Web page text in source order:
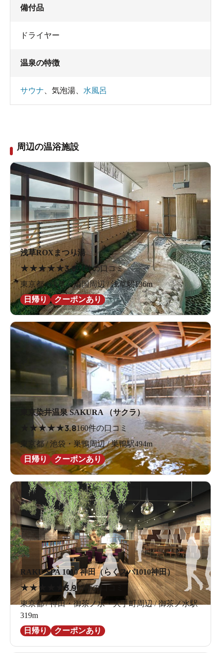
備付品
ドライヤー
温泉の特徴
サウナ 気泡湯 水風呂
周辺の温浴施設
浅草ROXまつり湯
★★★★★3.661件の口コミ
東京都 / 浅草・両国周辺 / 浅草駅136m
日帰り
クーポンあり
東京染井温泉 SAKURA （サクラ）
★★★★3.8160件の口コミ
東京都 / 池袋・巣鴨周辺 / 巣鴨駅494m
日帰り
クーポンあり
RAKU SPA 1010 神田（らくスパ1010神田）
★★★ ★3.995件の口コミ
東京都 / 神田・御茶ノ水・大手町周辺 / 御茶ノ水駅
319m
日帰り
クーポンあり